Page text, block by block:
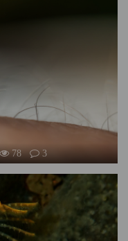
78 3